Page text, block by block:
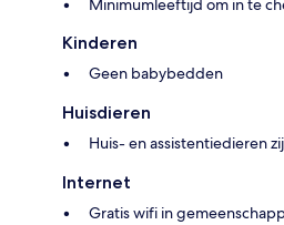
Minimumleeftijd om in te
Kinderen
Geen babybedden
Huisdieren
Huis- en assistentiedieren
Internet
Gratis wifi in